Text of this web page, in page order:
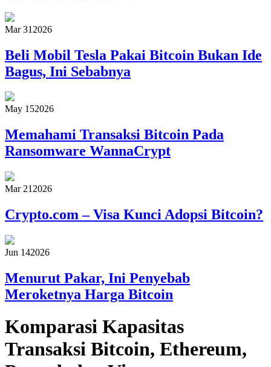
Mar 31 2026
Beli Mobil Tesla Pakai Bitcoin Bukan Ide
Bagus, Ini Sebabnya
May 152026
Memahami Transaksi Bitcoin Pada
Ransomware WannaCrypt
Mar 21 2026
Crypto.com – Visa Kunci Adopsi Bitcoin?
Jun 142026
Menurut Pakar, Ini Penyebab
Meroketnya Harga Bitcoin
Komparasi Kapasitas
Transaksi Bitcoin, Ethereum,